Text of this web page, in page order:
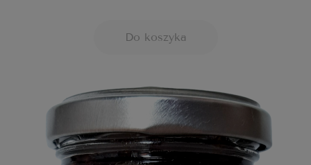
Do koszyka